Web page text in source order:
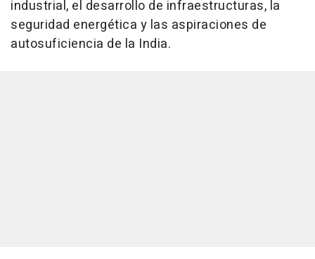
industrial, el desarrollo de infraestructuras, la
seguridad energética y las aspiraciones de
autosuficiencia de la India.